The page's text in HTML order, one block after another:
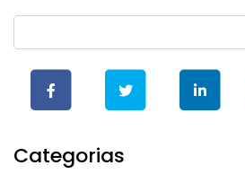
Categorias